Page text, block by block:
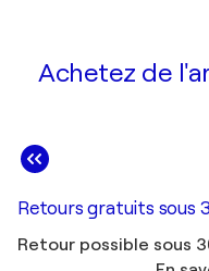
Achetez de
Retours gratuits sous
Retour possible sous